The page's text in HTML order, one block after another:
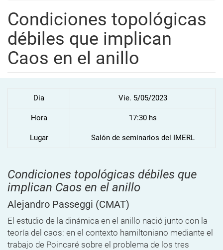
Condiciones topológicas
débiles que implican
Caos en el anillo
Dia Vie. 5/05/2023
Hora 17:30 hs
Lugar Salón de seminarios del IMERL
Condiciones topológicas débiles que
implican Caos en el anillo
Alejandro Passeggi (CMAT)
El estudio de la dinámica en el anillo nació junto con la
teoría del caos: en el contexto hamiltoniano mediante el
trabajo de Poincaré sobre el problema de los tres